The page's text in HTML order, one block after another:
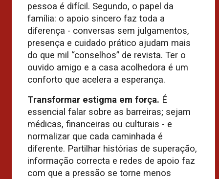
pessoa é difícil. Segundo, o papel da
família: o apoio sincero faz toda a
diferença - conversas sem julgamentos,
presença e cuidado prático ajudam mais
do que mil “conselhos” de revista. Ter o
ouvido amigo e a casa acolhedora é um
conforto que acelera a esperança.
Transformar estigma em força. É
essencial falar sobre as barreiras; sejam
médicas, financeiras ou culturais - e
normalizar que cada caminhada é
diferente. Partilhar histórias de superação,
informação correcta e redes de apoio faz
com que a pressão se torne menos